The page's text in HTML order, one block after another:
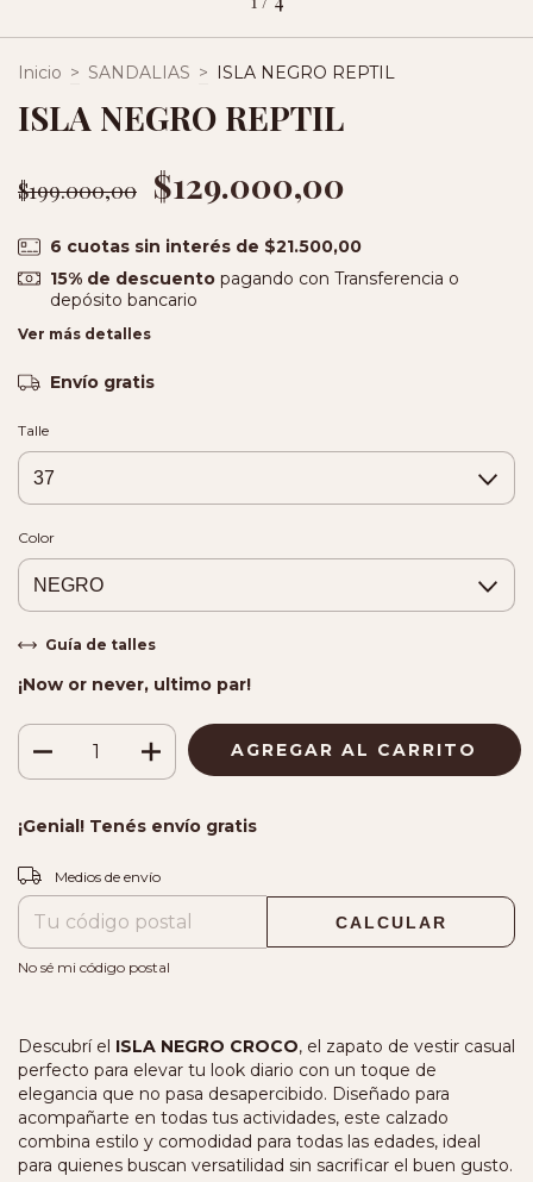
Inicio > SANDALIAS > ISLA NEGRO REPTIL
ISLA NEGRO REPTIL
$199.000,00 $129.000,00
6 cuotas sin interés de $21.500,00
15% de descuentopagando con Transferencia o
depósito bancario
Ver más detalles
Envío gratis
Talle
Color
Guía de talles
¡Now or never, ultimo par!
¡Genial! Tenés envío gratis
Entregas para el CP:
Medios de envío
CALCULAR
No sé mi código postal
Descubrí el ISLA NEGRO CROCO, el zapato de vestir casual
perfecto para elevar tu look diario con un toque de
elegancia que no pasa desapercibido. Diseñado para
acompañarte en todas tus actividades, este calzado
combina estilo y comodidad para todas las edades, ideal
para quienes buscan versatilidad sin sacrificar el buen gusto.